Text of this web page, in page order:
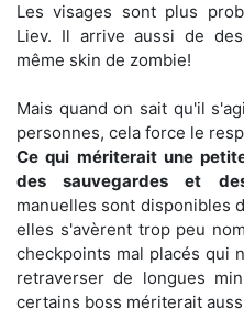
Les visages sont plus
Liev. Il arrive aussi de
même skin de zombie!
Mais quand on sait qu'il
personnes, cela force le
Ce qui mériterait une
des sauvegardes et
manuelles sont disponibles
elles s'avèrent trop peu
checkpoints mal placés qui
retraverser de longues
certains boss mériterait